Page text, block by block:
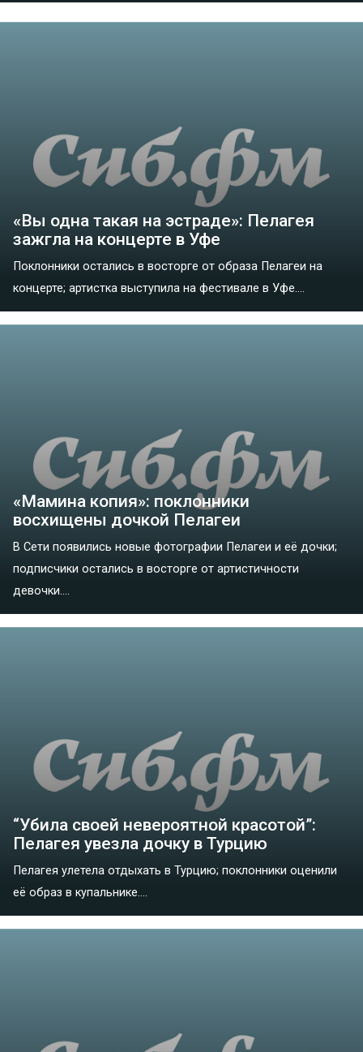
«Вы одна такая на эстраде»: Пелагея
зажгла на концерте в Уфе
Поклонники остались в восторге от образа Пелагеи на
концерте; артистка выступила на фестивале в Уфе....
«Мамина копия»: поклонники
восхищены дочкой Пелагеи
В Сети появились новые фотографии Пелагеи и её дочки;
подписчики остались в восторге от артистичности
девочки....
“Убила своей невероятной красотой”:
Пелагея увезла дочку в Турцию
Пелагея улетела отдыхать в Турцию; поклонники оценили
её образ в купальнике....